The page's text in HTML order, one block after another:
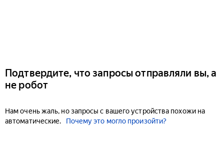
Подтвердите, что запросы отправляли вы, а
не робот
Нам очень жаль, но запросы с вашего устройства похожи на
автоматические.
Почему это могло произойти?